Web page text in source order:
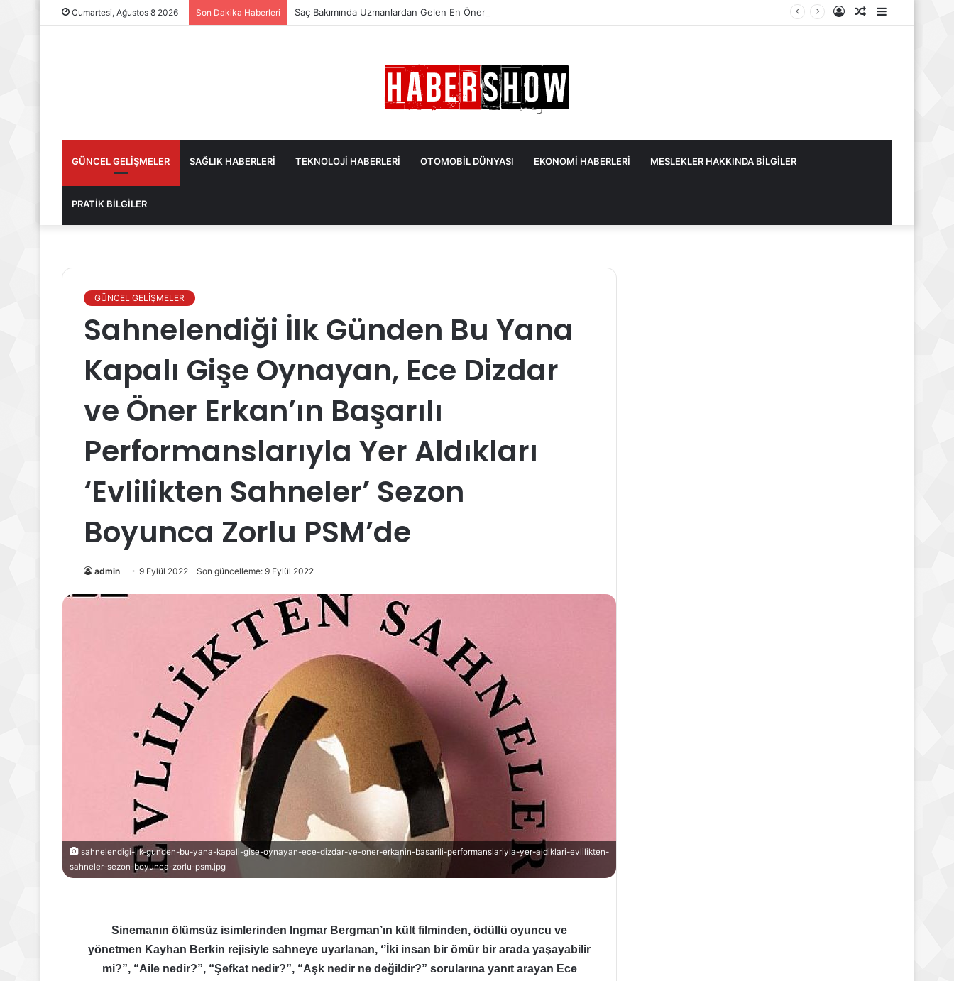
Cumartesi, Ağustos 8 2026 Son Dakika Haberleri Saç Bakımında Uzmanlardan Gelen En Önemli İpuçları
Kenar
Rastgele
Kayıt
GÜNCEL GELİŞMELER SAĞLIK HABERLERİ TEKNOLOJİ HABERLERİ OTOMOBİL DÜNYASI EKONOMİ HABERLERİ MESLEKLER HAKKINDA BİLGİLER
PRATİK BİLGİLER
GÜNCEL GELİŞMELER
Sahnelendiği İlk Günden Bu Yana
Kapalı Gişe Oynayan, Ece Dizdar
ve Öner Erkan’ın Başarılı
Performanslarıyla Yer Aldıkları
‘Evlilikten Sahneler’ Sezon
Boyunca Zorlu PSM’de
admin 9 Eylül 2022 Son güncelleme: 9 Eylül 2022
sahnelendigi-ilk-gunden-bu-yana-kapali-gise-oynayan-ece-dizdar-ve-oner-erkanin-basarili-performanslariyla-yer-aldiklari-evlilikten-
sahneler-sezon-boyunca-zorlu-psm.jpg
Sinemanın ölümsüz isimlerinden Ingmar Bergman’ın kült filminden, ödüllü oyuncu ve
yönetmen Kayhan Berkin rejisiyle sahneye uyarlanan, ‘’İki insan bir ömür bir arada yaşayabilir
mi?”, “Aile nedir?”, “Şefkat nedir?”, “Aşk nedir ne değildir?” sorularına yanıt arayan Ece